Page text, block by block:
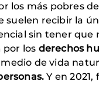
los más pobres
suelen recibir la
sin tener que
por los derechos
de vida
Y en 2021,